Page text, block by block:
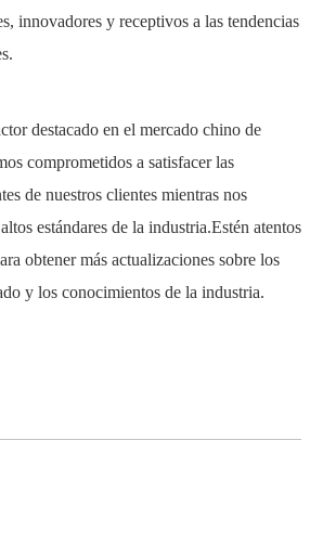
innovadores y receptivos a las tendencias
destacado en el mercado chino de
comprometidos a satisfacer las
de nuestros clientes mientras nos
estándares de la industria.Estén atentos
obtener más actualizaciones sobre los
y los conocimientos de la industria.